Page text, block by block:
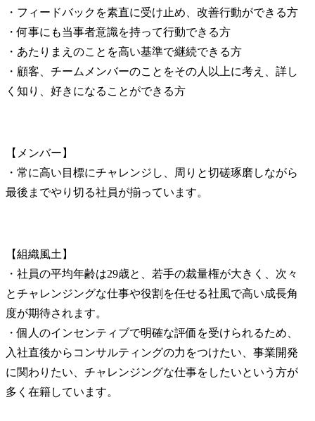
・フィードバックを素直に受け止め、改善行動ができる方
・何事にも当事者意識を持って行動できる方
・あたりまえのことを高い基準で継続できる方
・顧客、チームメンバーのことをその人以上に考え、詳し
く知り、好きになることができる方
【メンバー】
・常に高い目標にチャレンジし、周りと切磋琢磨しながら
最後までやり切る社員が揃っています。
【組織風土】
・社員の平均年齢は29歳と、若手の裁量権が大きく、次々
とチャレンジングな仕事や役割を任せる社風で高い成長角
度が期待されます。
・個人のインセンティブで明確な評価を受けられるため、
入社直後からコンサルティングの力をつけたい、事業開発
に関わりたい、チャレンジングな仕事をしたいという方が
多く在籍しています。